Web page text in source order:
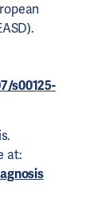
s00125-
at: